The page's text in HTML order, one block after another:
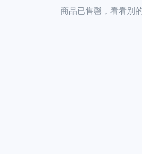
商品已售罄，看看别